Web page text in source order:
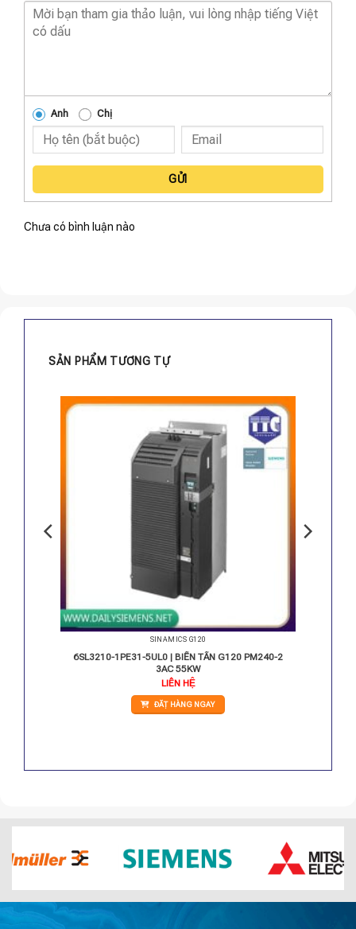
Anh Chị
GỬI
Chưa có bình luận nào
SẢN PHẨM TƯƠNG TỰ
SINAMICS G120
6SL3210-1PE31-5UL0 | BIẾN TẦN G120 PM240-2
3AC 55KW
LIÊN HỆ
ĐẶT HÀNG NGAY